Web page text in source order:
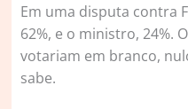
Em uma disputa contra
62%, e o ministro, 24%.
votariam em branco,
sabe.